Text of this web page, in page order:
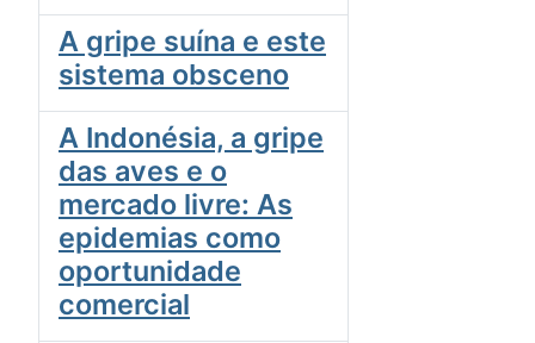
A gripe suína e este
sistema obsceno
A Indonésia, a gripe
das aves e o
mercado livre: As
epidemias como
oportunidade
comercial